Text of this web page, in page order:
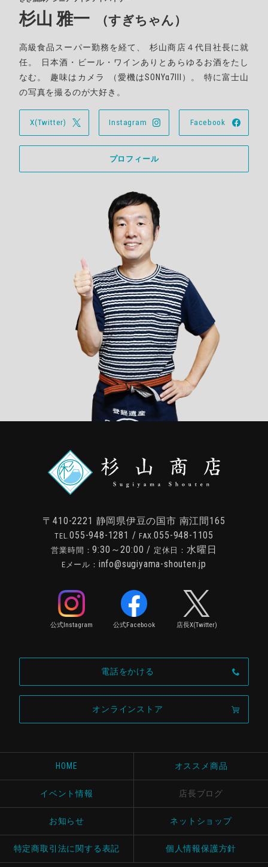
杉山 雅一 （すぎちゃん）
高級食品スーパー勤務を経て
杉山商店４代目社長に就
任。
日本酒・ビール・ワインありとあらゆるお酒をたし
なむ 。 趣味はカメラ （愛機はSONYα7III ）。
特に富士山
の写真を撮るのが大好き 。
X(Twitter) Instagram Facebook
プロフィール
〒410-2221 静岡県伊豆の国市 南江間165
TEL.055-948-1281 /FAX.055-948-1105
営業時間：9:30～20:00 / 定休日：水曜日
Eメール： info@sugiyama-shouten.jp
公式Instagram 公式Facebook 店長X(Twitter)
電話をかける
オンラインストア
HOME オススメ商品
イベント情報 店長ブログ
お知らせ ネットショップ
特定商取引法に関する表記 個人情報保護方針